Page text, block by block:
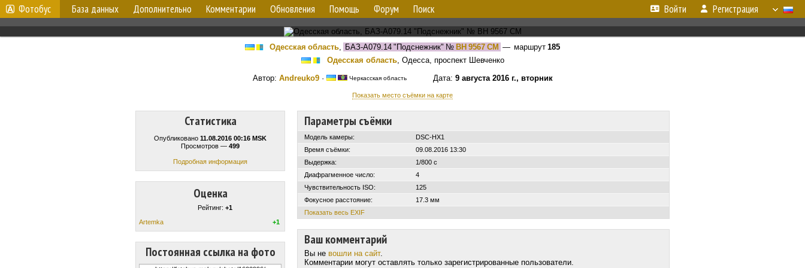
Фотобус База данных Дополнительно Комментарии Обновления Помощь Форум Поиск Войти Регистрация
Одесская область, БАЗ-А079.14 "Подснежник" № BH 9567 CM — маршрут 185
Одесская область, Одесса, проспект Шевченко
Автор: Andreuko9· Черкасская областьДата: 9 августа 2016 г., вторник
Показать место съёмки на карте
Статистика
Опубликовано 11.08.2016 00:16 MSK
Просмотров — 499
Подробная информация
Оценка
Рейтинг: +1
Artemka
+1
Постоянная ссылка на фото
Параметры съёмки
Модель камеры:
DSC-HX1
Время съёмки:
09.08.2016 13:30
Выдержка:
1/800 с
Диафрагменное число:
4
Чувствительность ISO:
125
Фокусное расстояние:
17.3 мм
Показать весь EXIF
Ваш комментарий
Вы не вошли на сайт.
Комментарии могут оставлять только зарегистрированные пользователи.